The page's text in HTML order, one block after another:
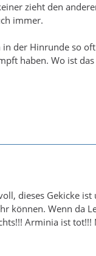
zieht den
immer.
der Hinrunde so
haben. Wo ist
dieses Gekicke
können. Wenn da
Arminia ist tot!!!